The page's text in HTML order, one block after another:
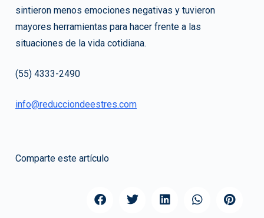
sintieron menos emociones negativas y tuvieron
mayores herramientas para hacer frente a las
situaciones de la vida cotidiana.
(55) 4333-2490
info@reducciondeestres.com
Comparte este artículo